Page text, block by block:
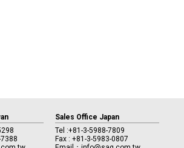
Sales Office Japan
Tel :+81-3-5988-7809
Fax : +81-3-5983-0807